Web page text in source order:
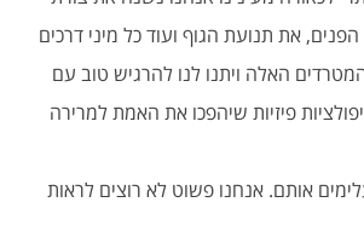
את תנועת הגוף ועוד כל מיני דרכים
האלה ויתנו לנו להרגיש טוב עם
פיזיות שיהפכו את האמת למרירה
אותם. אנחנו פשוט לא רוצים לראות